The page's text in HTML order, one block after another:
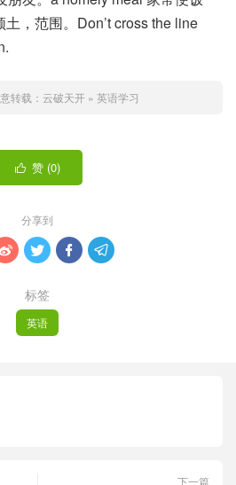
，范围。Don’t cross the line
转载： 云破天开» 英语学习
 赞 (0)
分享到
  
标签
英语
下一篇